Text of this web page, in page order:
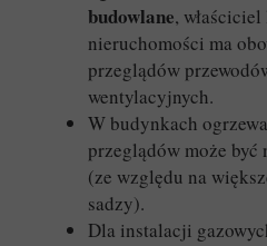
budowlane,
nieruchomości ma
przeglądów
wentylacyjnych.
W budynkach
przeglądów może być
(ze względu na
sadzy).
Dla instalacji